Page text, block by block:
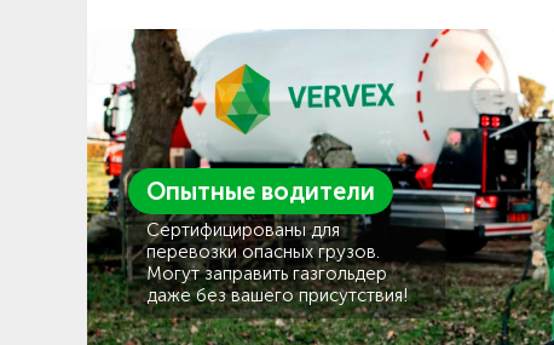
Опытные водители
Сертифицированы для
перевозки опасных грузов.
Могут заправить газгольдер
даже без вашего присутствия!